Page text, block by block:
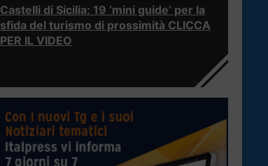
Castelli di Sicilia: 19 ‘mini guide’ per la
sfida del turismo di prossimità CLICCA
PER IL VIDEO